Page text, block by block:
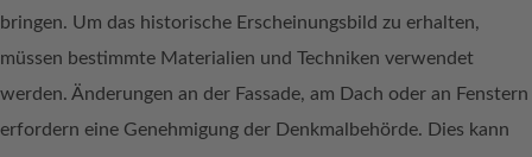
bringen. Um das historische Erscheinungsbild zu erhalten,
müssen bestimmte Materialien und Techniken verwendet
werden. Änderungen an der Fassade, am Dach oder an Fenstern
erfordern eine Genehmigung der Denkmalbehörde. Dies kann